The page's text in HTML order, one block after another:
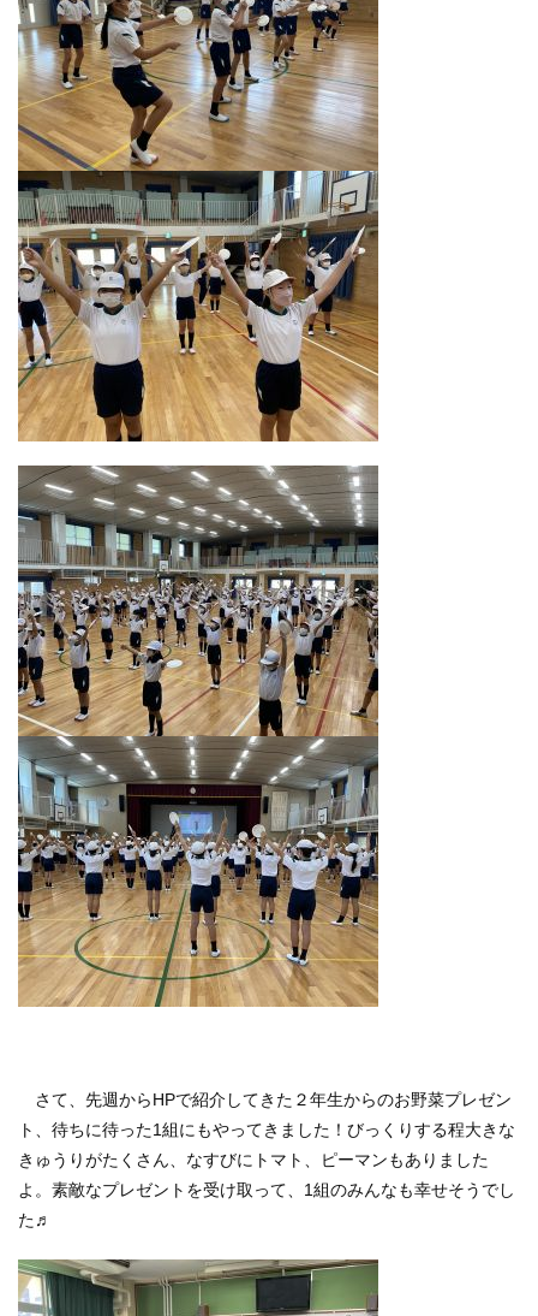
さて、先週からHPで紹介してきた２年生からのお野菜プレゼン
ト、待ちに待った1組にもやってきました！びっくりする程大きな
きゅうりがたくさん、なすびにトマト、ピーマンもありました
よ。素敵なプレゼントを受け取って、1組のみんなも幸せそうでし
た♬